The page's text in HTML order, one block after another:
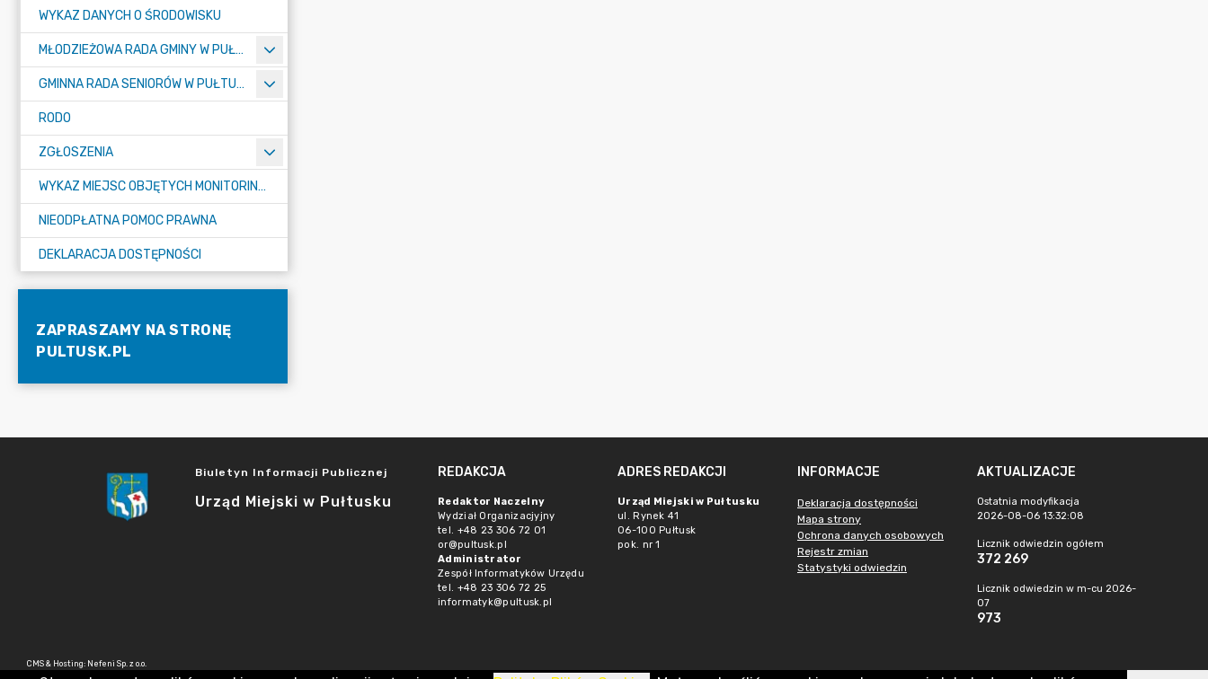
WYKAZ DANYCH O ŚRODOWISKU
MŁODZIEŻOWA RADA GMINY W PUŁTUSKU
GMINNA RADA SENIORÓW W PUŁTUSKU
RODO
ZGŁOSZENIA
WYKAZ MIEJSC OBJĘTYCH MONITORINGIEM
NIEODPŁATNA POMOC PRAWNA
DEKLARACJA DOSTĘPNOŚCI
ZAPRASZAMY NA STRONĘ
PULTUSK.PL
Biuletyn Informacji Publicznej
Urząd Miejski w Pułtusku
REDAKCJA
Redaktor Naczelny
Wydział Organizacjyjny
tel. +48 23 306 72 01
or@pultusk.pl
Administrator
Zespół Informatyków Urzędu
tel. +48 23 306 72 25
informatyk@pultusk.pl
ADRES REDAKCJI
Urząd Miejski w Pułtusku
ul. Rynek 41
06-100 Pułtusk
pok. nr 1
INFORMACJE
Deklaracja dostępności
Mapa strony
Ochrona danych osobowych
Rejestr zmian
Statystyki odwiedzin
AKTUALIZACJE
Ostatnia modyfikacja
2026-08-06 13:32:08
Licznik odwiedzin ogółem
372 269
Licznik odwiedzin w m-cu 2026-
07
973
CMS & Hosting: Nefeni Sp. z o.o.